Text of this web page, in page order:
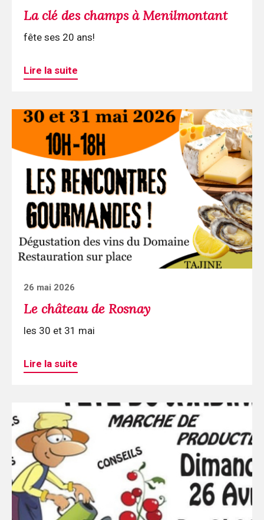
on
La clé des champs à Menilmontant
fête ses 20 ans!
Lire la suite
Continuer
lecture
château
Rosnay
Posted
on
26 mai 2026
Le château de Rosnay
les 30 et 31 mai
Lire la suite
Continuer
la
lecture
Dimanche
à
Nesmy